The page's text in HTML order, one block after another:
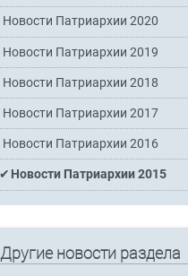
Новости Патриархии 2020
Новости Патриархии 2019
Новости Патриархии 2018
Новости Патриархии 2017
Новости Патриархии 2016
Новости Патриархии 2015
Другие новости раздела